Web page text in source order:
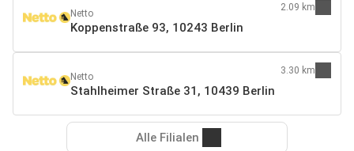
Netto
Koppenstraße 93, 10243 Berlin
2.09 km
Netto
Stahlheimer Straße 31, 10439 Berlin
3.30 km
Alle Filialen